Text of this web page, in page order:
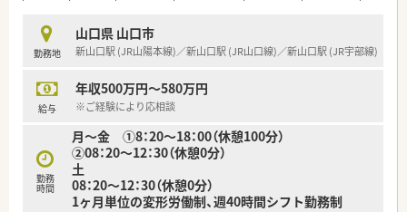
＜法人特徴＞
■ホテル・保育園・有料老人ホーム・調剤薬局の4つの事業を中心
■全国15都道府県に事業所を展開しており、景気に左右されな
いストックビジネスで安定した経営をしています。
＜こんな方にもオススメ＞
■自身の経験を活かしたい方
■時短勤務での就業先をお探しの方
■保育施設をお探しの方
勤務地
山口県 山口市
新山口駅 (JR山陽本線)／新山口駅 (JR山口線)／新山口駅 (JR宇部線)
給与
年収500万円～580万円
※ご経験により応相談
勤務
時間
月～金 ①8：20～18：00（休憩100分）
②08：20～12：30（休憩0分）
土
08：20～12：30（休憩0分）
1ヶ月単位の変形労働制、週40時間シフト勤務制